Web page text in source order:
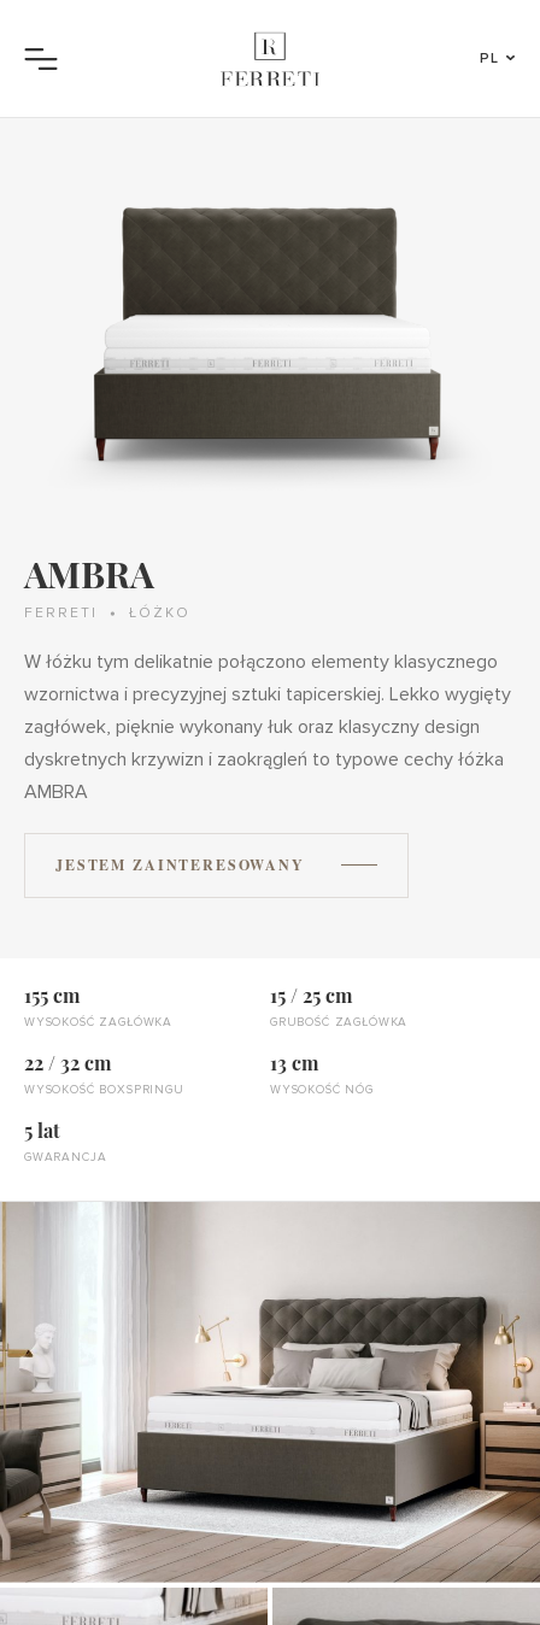
Menu
PL
AMBRA
FERRETI ŁÓŻKO
W łóżku tym delikatnie połączono elementy klasycznego
wzornictwa i precyzyjnej sztuki tapicerskiej. Lekko wygięty
zagłówek, pięknie wykonany łuk oraz klasyczny design
dyskretnych krzywizn i zaokrągleń to typowe cechy łóżka
AMBRA
JESTEM ZAINTERESOWANY
WYSOKOŚĆ ZAGŁÓWKA
155 cm
GRUBOŚĆ ZAGŁÓWKA
15 / 25 cm
WYSOKOŚĆ BOXSPRINGU
22 / 32 cm
WYSOKOŚĆ NÓG
13 cm
GWARANCJA
5 lat